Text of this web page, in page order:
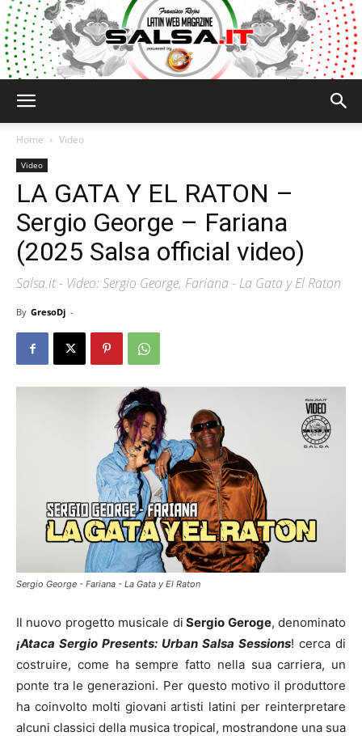
Home Video
Video
LA GATA Y EL RATON –
Sergio George – Fariana
(2025 Salsa official video)
Salsa.it - Video: Sergio George, Fariana - La Gata y El Raton
By GresoDj -
Sergio George - Fariana - La Gata y El Raton
Il nuovo progetto musicale di Sergio Geroge, denominato
¡Ataca Sergio Presents: Urban Salsa Sessions! cerca di
costruire, come ha sempre fatto nella sua carriera, un
ponte tra le generazioni. Per questo motivo il produttore
ha coinvolto molti giovani artisti latini per reinterpretare
alcuni classici della musica tropical, mostrandone una sua